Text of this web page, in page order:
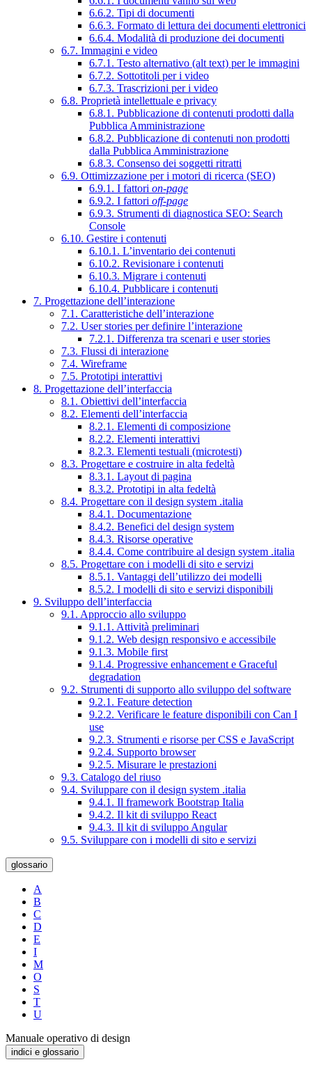
6.6.2. Tipi di documenti
6.6.3. Formato di lettura dei documenti elettronici
6.6.4. Modalità di produzione dei documenti
6.7. Immagini e video
6.7.1. Testo alternativo (alt text) per le immagini
6.7.2. Sottotitoli per i video
6.7.3. Trascrizioni per i video
6.8. Proprietà intellettuale e privacy
6.8.1. Pubblicazione di contenuti prodotti dalla
Pubblica Amministrazione
6.8.2. Pubblicazione di contenuti non prodotti
dalla Pubblica Amministrazione
6.8.3. Consenso dei soggetti ritratti
6.9. Ottimizzazione per i motori di ricerca (SEO)
6.9.1. I fattori on-page
6.9.2. I fattori off-page
6.9.3. Strumenti di diagnostica SEO: Search
Console
6.10. Gestire i contenuti
6.10.1. L’inventario dei contenuti
6.10.2. Revisionare i contenuti
6.10.3. Migrare i contenuti
6.10.4. Pubblicare i contenuti
7. Progettazione dell’interazione
7.1. Caratteristiche dell’interazione
7.2. User stories per definire l’interazione
7.2.1. Differenza tra scenari e user stories
7.3. Flussi di interazione
7.4. Wireframe
7.5. Prototipi interattivi
8. Progettazione dell’interfaccia
8.1. Obiettivi dell’interfaccia
8.2. Elementi dell’interfaccia
8.2.1. Elementi di composizione
8.2.2. Elementi interattivi
8.2.3. Elementi testuali (microtesti)
8.3. Progettare e costruire in alta fedeltà
8.3.1. Layout di pagina
8.3.2. Prototipi in alta fedeltà
8.4. Progettare con il design system .italia
8.4.1. Documentazione
8.4.2. Benefici del design system
8.4.3. Risorse operative
8.4.4. Come contribuire al design system .italia
8.5. Progettare con i modelli di sito e servizi
8.5.1. Vantaggi dell’utilizzo dei modelli
8.5.2. I modelli di sito e servizi disponibili
9. Sviluppo dell’interfaccia
9.1. Approccio allo sviluppo
9.1.1. Attività preliminari
9.1.2. Web design responsivo e accessibile
9.1.3. Mobile first
9.1.4. Progressive enhancement e Graceful
degradation
9.2. Strumenti di supporto allo sviluppo del software
9.2.1. Feature detection
9.2.2. Verificare le feature disponibili con Can I
use
9.2.3. Strumenti e risorse per CSS e JavaScript
9.2.4. Supporto browser
9.2.5. Misurare le prestazioni
9.3. Catalogo del riuso
9.4. Sviluppare con il design system .italia
9.4.1. Il framework Bootstrap Italia
9.4.2. Il kit di sviluppo React
9.4.3. Il kit di sviluppo Angular
9.5. Sviluppare con i modelli di sito e servizi
glossario
A
B
C
D
E
I
M
O
S
T
U
Manuale operativo di design
indici e glossario